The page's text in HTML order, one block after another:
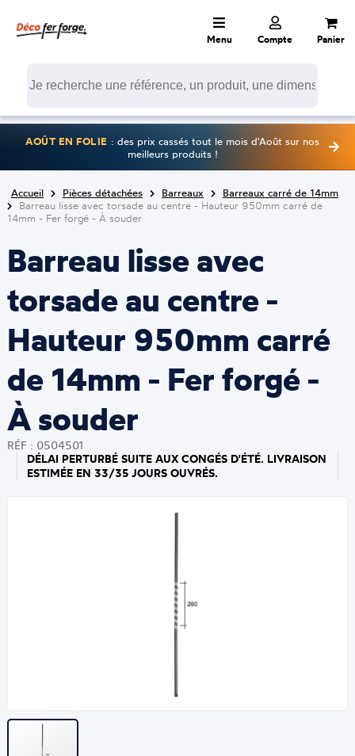
Menu Compte Panier
AOÛT EN FOLIE : des prix cassés tout le mois d'Août sur nos
meilleurs produits !
Accueil Pièces détachées Barreaux
Barreaux carré de 14mm
Barreau lisse avec torsade au centre - Hauteur 950mm carré de
14mm - Fer forgé - À souder
Barreau lisse avec
torsade au centre -
Hauteur 950mm carré
de 14mm - Fer forgé -
À souder
RÉF : 0504501
DÉLAI PERTURBÉ SUITE AUX CONGÉS D'ÉTÉ. LIVRAISON
ESTIMÉE EN 33/35 JOURS OUVRÉS.